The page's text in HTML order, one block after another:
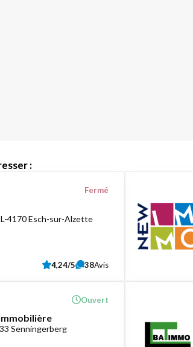
:
4170 Esch-sur-Alzette
Fermé
4,24/5 38Avis
Senningerberg
Ouvert